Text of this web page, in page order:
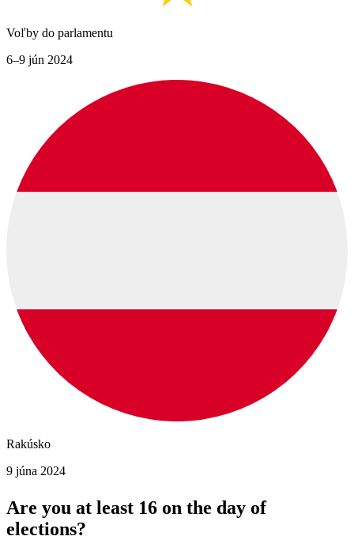
Voľby do parlamentu
6–9 jún 2024
Rakúsko
9 júna 2024
Are you at least 16 on the day of
elections?